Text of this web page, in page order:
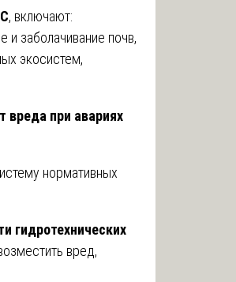
, включают:
и заболачивание почв,
экосистем,
вреда при авариях
нормативных
гидротехнических
вред,